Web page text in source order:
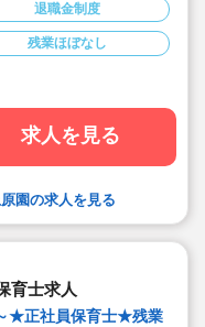
働きやすい環境です
すので、独身、既婚者問
です。
！
ています。チーム保育で
新卒で不安な方、中途で馴
の方、別業種からのキャ
もチームでサポートしあ
ど腰を据え長く勤務でき
います。
退職金制度
残業ほぼなし
求人を見る
園の求人を見る
育士求人
★正社員保育士★残業